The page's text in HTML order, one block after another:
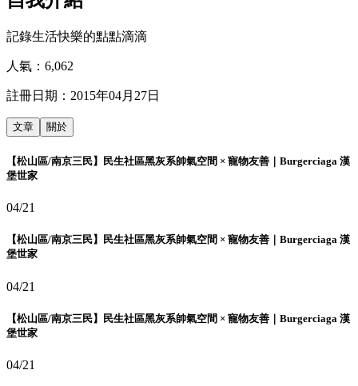
記錄生活快樂的點點滴滴
人氣： 6,062
註冊日期： 2015年04月27日
文章 關於
【松山區/南京三民】民生社區黑灰系帥氣空間 × 寵物友善｜Burgerciaga 漢
堡世家
04/21
【松山區/南京三民】民生社區黑灰系帥氣空間 × 寵物友善｜Burgerciaga 漢
堡世家
04/21
【松山區/南京三民】民生社區黑灰系帥氣空間 × 寵物友善｜Burgerciaga 漢
堡世家
04/21